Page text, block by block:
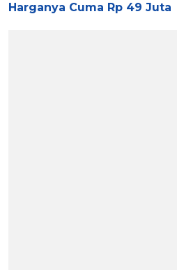
Harganya Cuma Rp 49 Juta